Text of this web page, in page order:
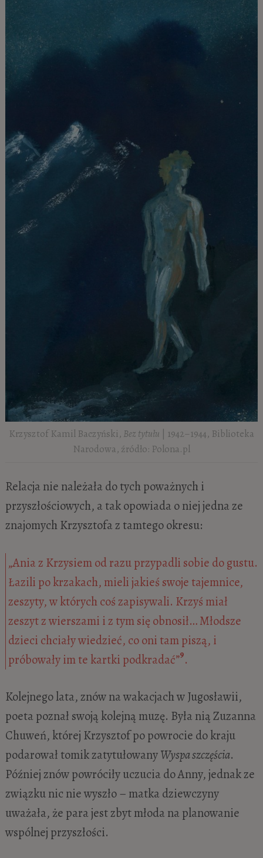
Krzysztof Kamil Baczyński, Bez tytułu | 1942–1944, Biblioteka
Narodowa, źródło: Polona.pl
Relacja nie należała do tych poważnych i
przyszłościowych, a tak opowiada o niej jedna ze
znajomych Krzysztofa z tamtego okresu:
„Ania z Krzysiem od razu przypadli sobie do gustu.
Łazili po krzakach, mieli jakieś swoje tajemnice,
zeszyty, w których coś zapisywali. Krzyś miał
zeszyt z wierszami i z tym się obnosił… Młodsze
dzieci chciały wiedzieć, co oni tam piszą, i
próbowały im te kartki podkradać”9.
Kolejnego lata, znów na wakacjach w Jugosławii,
poeta poznał swoją kolejną muzę. Była nią Zuzanna
Chuweń, której Krzysztof po powrocie do kraju
podarował tomik zatytułowanyWyspa szczęścia.
Później znów powróciły uczucia do Anny, jednak ze
związku nic nie wyszło – matka dziewczyny
uważała, że para jest zbyt młoda na planowanie
wspólnej przyszłości.